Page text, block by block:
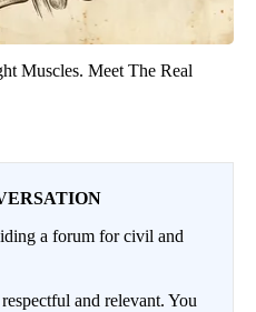
Muscles. Meet The Real
a forum for civil and
and relevant. You